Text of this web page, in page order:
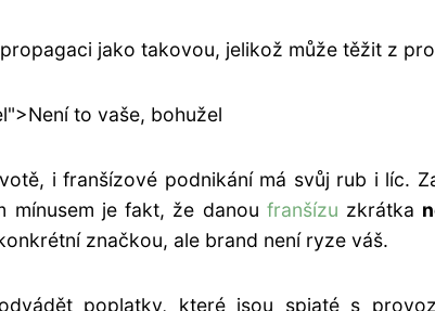
jako takovou, jelikož může těžit z
to vaše, bohužel
i franšízové podnikání má svůj rub i líc.
mínusem je fakt, že danou franšízu zkrátka
značkou, ale brand není ryze váš.
poplatky, které jsou spjaté s